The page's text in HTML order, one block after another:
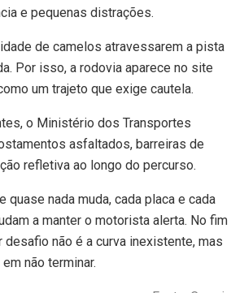
e pequenas distrações.
de camelos atravessarem a pista
Por isso, a rodovia aparece no site
um trajeto que exige cautela.
o Ministério dos Transportes
asfaltados, barreiras de
refletiva ao longo do percurso.
quase nada muda, cada placa e cada
a manter o motorista alerta. No fim
desafio não é a curva inexistente, mas
não terminar.